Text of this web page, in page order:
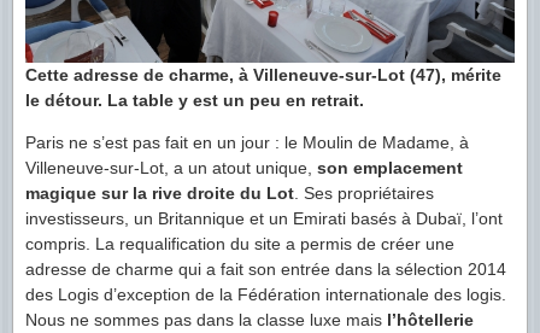
Cette adresse de charme, à Villeneuve-sur-Lot (47), mérite
le détour. La table y est un peu en retrait.
Paris ne s’est pas fait en un jour : le Moulin de Madame, à
Villeneuve-sur-Lot, a un atout unique, son emplacement
magique sur la rive droite du Lot . Ses propriétaires
investisseurs, un Britannique et un Emirati basés à Dubaï, l’ont
compris. La requalification du site a permis de créer une
adresse de charme qui a fait son entrée dans la sélection 2014
des Logis d’exception de la Fédération internationale des logis.
Nous ne sommes pas dans la classe luxe mais l’hôtellerie